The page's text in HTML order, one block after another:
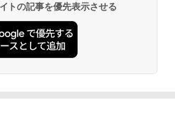
方A ヨーロッパ
(パイクスピーク) 着替えテン
バシー テント 【中が透けない】 1
たたみ 防災グッズ 災害用トイレ ビ
ニック ポップアップテント 携帯 簡
ーアル 急速冷凍 空間倍増 衛生的
ト 保冷力長持ち
トの記事を優先表示させる